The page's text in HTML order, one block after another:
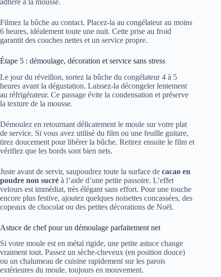
Filmez la bûche au contact. Placez-la au congélateur au moins
6 heures, idéalement toute une nuit. Cette prise au froid
garantit des couches nettes et un service propre.
Étape 5 : démoulage, décoration et service sans stress
Le jour du réveillon, sortez la bûche du congélateur 4 à 5
heures avant la dégustation. Laissez-la décongeler lentement
au réfrigérateur. Ce passage évite la condensation et préserve
la texture de la mousse.
Démoulez en retournant délicatement le moule sur votre plat
de service. Si vous avez utilisé du film ou une feuille guitare,
tirez doucement pour libérer la bûche. Retirez ensuite le film et
vérifiez que les bords sont bien nets.
Juste avant de servir, saupoudrez toute la surface de cacao en
poudre non sucré à l’aide d’une petite passoire. L’effet
velours est immédiat, très élégant sans effort. Pour une touche
encore plus festive, ajoutez quelques noisettes concassées, des
copeaux de chocolat ou des petites décorations de Noël.
Astuce de chef pour un démoulage parfaitement net
Si votre moule est en métal rigide, une petite astuce change
vraiment tout. Passez un sèche-cheveux (en position douce)
ou un chalumeau de cuisine rapidement sur les parois
extérieures du moule, toujours en mouvement.